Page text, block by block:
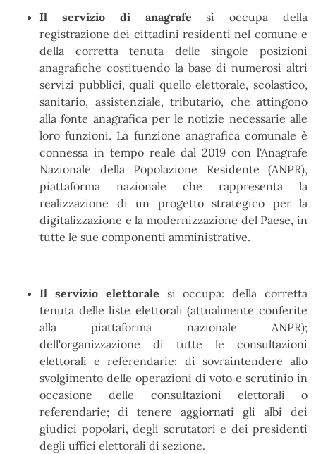
Il servizio di anagrafe si occupa della
registrazione dei cittadini residenti nel comune e
della corretta tenuta delle singole posizioni
anagrafiche costituendo la base di numerosi altri
servizi pubblici, quali quello elettorale, scolastico,
sanitario, assistenziale, tributario, che attingono
alla fonte anagrafica per le notizie necessarie alle
loro funzioni. La funzione anagrafica comunale è
connessa in tempo reale dal 2019 con l'Anagrafe
Nazionale della Popolazione Residente (ANPR),
piattaforma nazionale che rappresenta la
realizzazione di un progetto strategico per la
digitalizzazione e la modernizzazione del Paese, in
tutte le sue componenti amministrative.
Il servizio elettorale si occupa: della corretta
tenuta delle liste elettorali (attualmente conferite
alla piattaforma nazionale ANPR);
dell'organizzazione di tutte le consultazioni
elettorali e referendarie; di sovraintendere allo
svolgimento delle operazioni di voto e scrutinio in
occasione delle consultazioni elettorali o
referendarie; di tenere aggiornati gli albi dei
giudici popolari, degli scrutatori e dei presidenti
degli uffici elettorali di sezione.